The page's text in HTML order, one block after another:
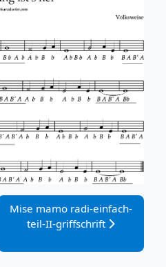
Lang-Griffschrift-2stimmig
Nächster Beitrag: Mise mamo
Mise mamo radi-einfach-
teil-II-griffschrift